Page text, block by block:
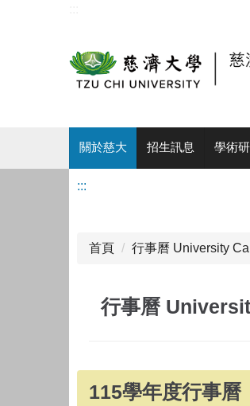
關於慈大 招生訊息 學術
:::
首頁 行事曆 University
行事曆
115學年度行事曆